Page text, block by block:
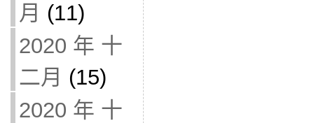
月 (11)
2020 年 十
二月 (15)
2020 年 十